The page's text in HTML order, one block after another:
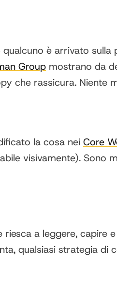
è arrivato
Group mostrano da
che rassicura. Niente
la cosa nei Core
visivamente). Sono
a leggere, capire
qualsiasi strategia di